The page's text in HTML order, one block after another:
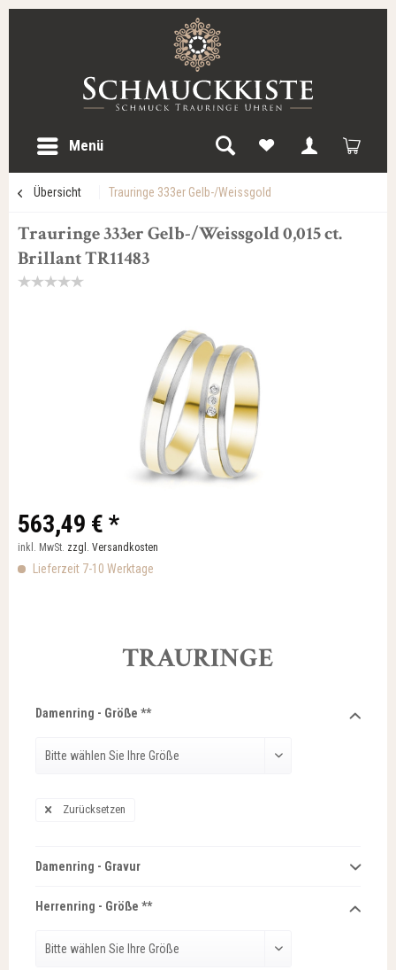
Menü
Übersicht Trauringe 333er Gelb-/Weissgold
Trauringe 333er Gelb-/Weissgold 0,015 ct.
Brillant TR11483
563,49 € *
inkl. MwSt. zzgl. Versandkosten
Lieferzeit 7-10 Werktage
TRAURINGE
Damenring - Größe **
Zurücksetzen
Damenring - Gravur
Herrenring - Größe **